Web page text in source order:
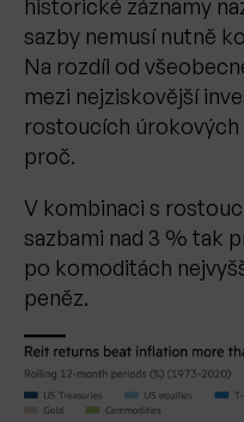
historické záznamy
sazby nemusí nutně
Na rozdíl od
mezi nejziskovější
rostoucích úrokových
proč.
V kombinaci s
sazbami nad 3 % tak
po komoditách
peněz.